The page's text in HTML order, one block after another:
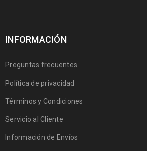
INFORMACIÓN
Preguntas frecuentes
Política de privacidad
Términos y Condiciones
Servicio al Cliente
Información de Envíos